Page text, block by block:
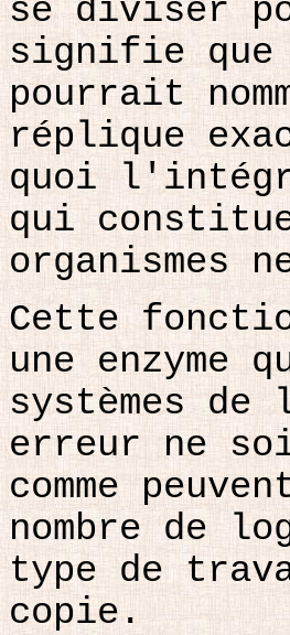
se diviser
signifie que
pourrait
réplique
quoi
qui
organismes
Cette
une enzyme
systèmes
erreur ne
comme
nombre de
type de
copie.